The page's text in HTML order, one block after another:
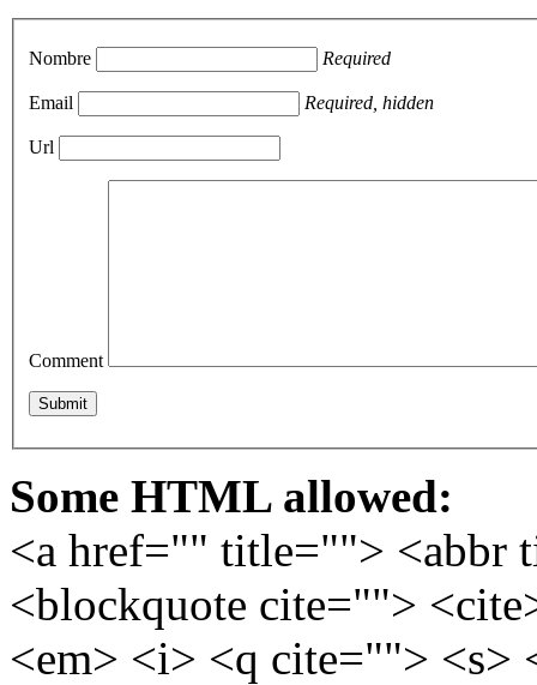
Nombre Required
Email Required, hidden
Url
Comment
Some HTML allowed:
<a href="" title=""> <abbr
<blockquote cite="">
<em> <i> <q cite=""> <s>